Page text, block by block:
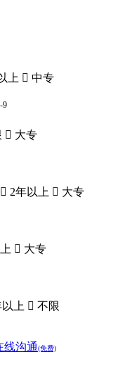
上  中专
9
 大专
 2年以上  大专
 大专
上  不限
线沟通(免费)